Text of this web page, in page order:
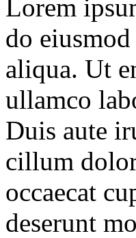
Lorem
do
aliqua. Ut
ullamco
Duis aute
cillum
occaecat
deserunt